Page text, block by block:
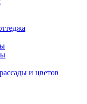
и цветов